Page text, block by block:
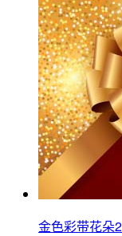
金色彩带花朵